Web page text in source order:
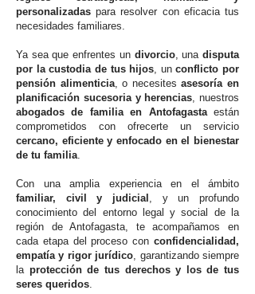
personalizadas para resolver con eficacia tus
necesidades familiares.
Ya sea que enfrentes un divorcio, unadisputa
por la custodia de tus hijos, unconflicto por
pensión alimenticia, o necesitesasesoría en
planificación sucesoria y herencias, nuestros
abogados de familia en Antofagastaestán
comprometidos con ofrecerte un servicio
cercano, eficiente y enfocado en el bienestar
de tu familia.
Con una amplia experiencia en el ámbito
familiar, civil y judicial , y un profundo
conocimiento del entorno legal y social de la
región de Antofagasta, te acompañamos en
cada etapa del proceso con confidencialidad,
empatía y rigor jurídico, garantizando siempre
la protección de tus derechos y los de tus
seres queridos.